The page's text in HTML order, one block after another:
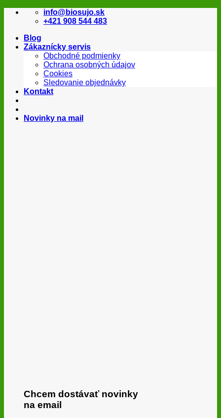
Skip
info@biosujo.sk
+421 908 544 483
Blog
Zákaznícky servis
Obchodné podmienky
Ochrana osobných údajov
Cookies
Sledovanie objednávky
Kontakt
Novinky na mail
Chcem dostávať novinky
na email